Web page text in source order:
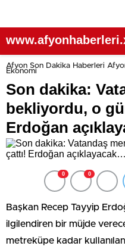
Afyon Son Dakika Haberleri
Ekonomi
Son dakika:
bekliyordu, o
Erdoğan
0 0
Başkan Recep Tayyip
ilgilendiren bir müjde
metreküpe kadar